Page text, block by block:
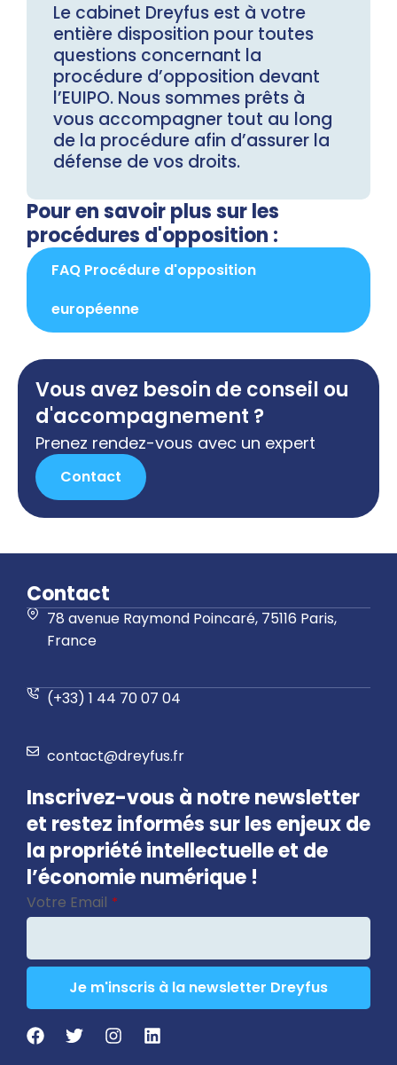
Le cabinet Dreyfus est à votre
entière disposition pour toutes
questions concernant la
procédure d’opposition devant
l’EUIPO. Nous sommes prêts à
vous accompagner tout au long
de la procédure afin d’assurer la
défense de vos droits.
Pour en savoir plus sur les
procédures d'opposition :
FAQ Procédure d'opposition
européenne
Vous avez besoin de conseil ou
d'accompagnement ?
Prenez rendez-vous avec un expert
Contact
Contact
78 avenue Raymond Poincaré, 75116 Paris,
France
(+33) 1 44 70 07 04
contact@dreyfus.fr
Inscrivez-vous à notre newsletter
et restez informés sur les enjeux de
la propriété intellectuelle et de
l’économie numérique !
Votre Email *
Je m'inscris à la newsletter Dreyfus
Email